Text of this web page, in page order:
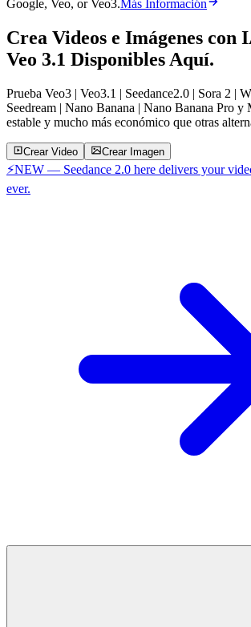
Google, Veo, or Veo3.Más Información
Crea Videos e Imágenes con
Veo 3.1 Disponibles Aquí.
Prueba Veo3 | Veo3.1 | Seedance2.0 | Sora 2 |
Seedream | Nano Banana | Nano Banana Pro y
estable y mucho más económico que otras
Crear Video Crear Imagen
⚡NEW — Seedance 2.0 here delivers your
ever.